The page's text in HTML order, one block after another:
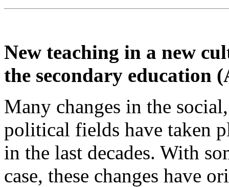
New teaching in a new
the secondary education
Many changes in the
political fields have taken
in the last decades. With
case, these changes have